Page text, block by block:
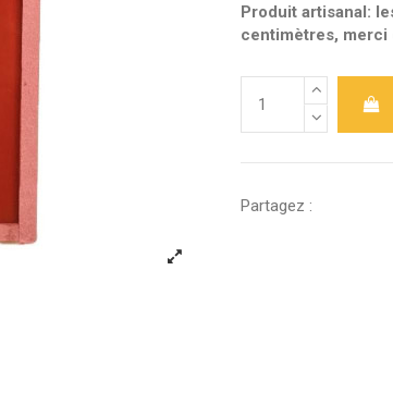
Produit artisanal:
centimètres, merci
Partagez :